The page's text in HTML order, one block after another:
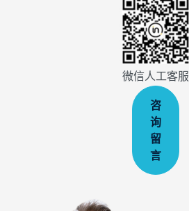
微信人工客服
咨
询
留
言